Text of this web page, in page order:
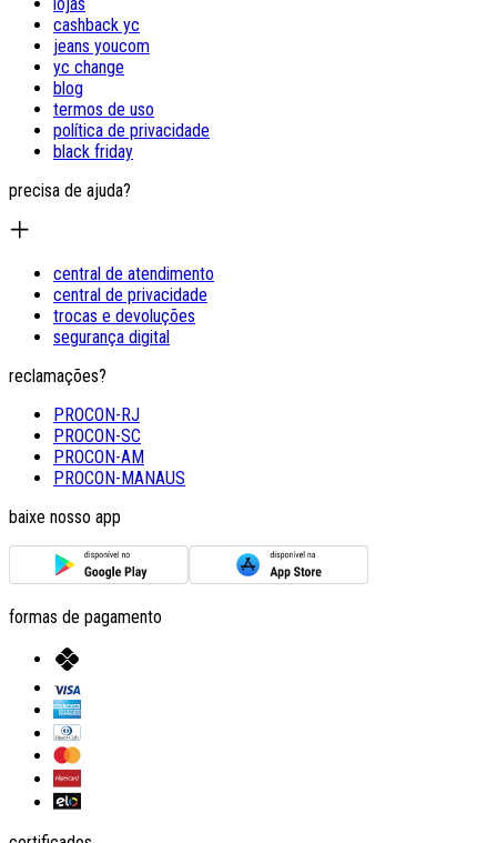
cashback yc
jeans youcom
yc change
blog
termos de uso
política de privacidade
black friday
precisa de ajuda?
central de atendimento
central de privacidade
trocas e devoluções
segurança digital
reclamações?
PROCON-RJ
PROCON-SC
PROCON-AM
PROCON-MANAUS
baixe nosso app
formas de pagamento